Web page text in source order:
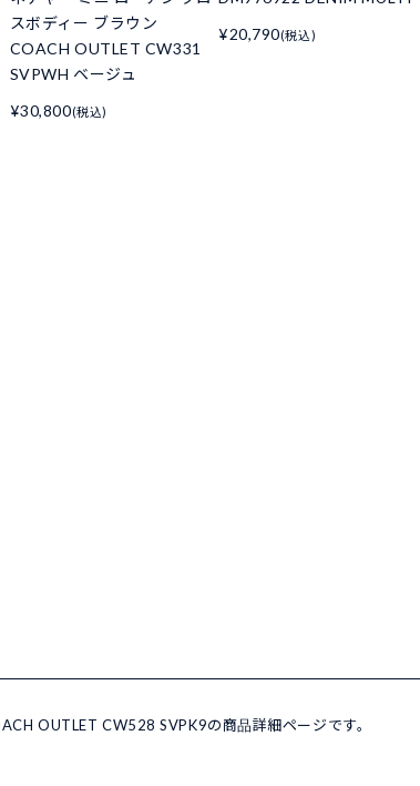
スボディー ブラウン
COACH OUTLET CW331
SVPWH ベージュ
¥30,800(税込)
¥20,790(税込)
OUTLET CW528 SVPK9の商品詳細ページです。